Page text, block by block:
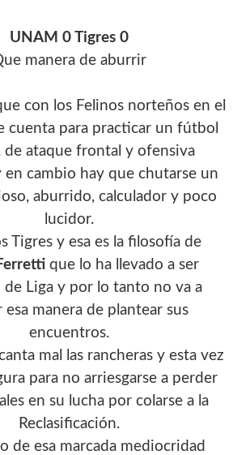
UNAM 0 Tigres 0
manera de aburrir
con los Felinos norteños en el
cuenta para practicar un fútbol
de ataque frontal y ofensiva
en cambio hay que chutarse un
aburrido, calculador y poco
lucidor.
Tigres y esa es la filosofía de
que lo ha llevado a ser
de Liga y por lo tanto no va a
esa manera de plantear sus
encuentros.
mal las rancheras y esta vez
para no arriesgarse a perder
en su lucha por colarse a la
Reclasificación.
de esa marcada mediocridad